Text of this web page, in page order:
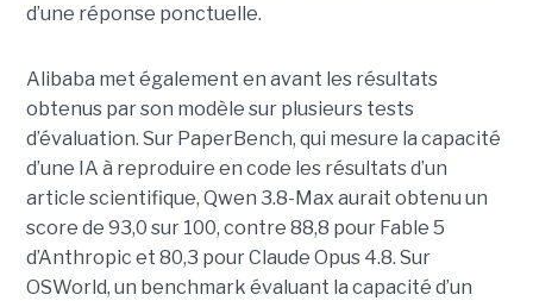
d’une réponse ponctuelle.
Alibaba met également en avant les résultats
obtenus par son modèle sur plusieurs tests
d’évaluation. Sur PaperBench, qui mesure la capacité
d’une IA à reproduire en code les résultats d’un
article scientifique, Qwen 3.8-Max aurait obtenu un
score de 93,0 sur 100, contre 88,8 pour Fable 5
d’Anthropic et 80,3 pour Claude Opus 4.8. Sur
OSWorld, un benchmark évaluant la capacité d’un